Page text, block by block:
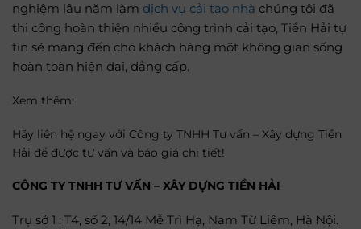
nghiệm lâu năm làm dịch vụ cải tạo nhà chúng tôi đã
thi công hoàn thiện nhiều công trình cải tạo, Tiền Hải tự
tin sẽ mang đến cho khách hàng một không gian sống
hoàn toàn hiện đại, đẳng cấp.
Xem thêm:
Hãy liên hệ ngay với Công ty TNHH Tư vấn – Xây dựng Tiền
Hải để được tư vấn và báo giá chi tiết!
CÔNG TY TNHH TƯ VẤN – XÂY DỰNG TIỀN HẢI
Trụ sở 1 : T4, số 2, 14/14 Mễ Trì Hạ, Nam Từ Liêm, Hà Nội.